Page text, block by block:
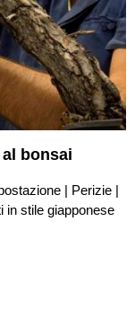
al bonsai
| Perizie |
in stile giapponese